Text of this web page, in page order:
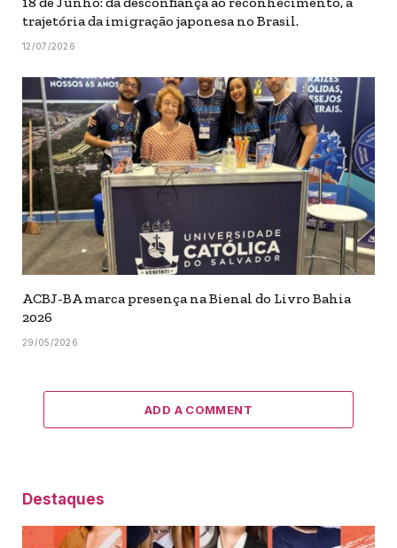
trajetória da imigração japonesa no Brasil.
12/07/2026
ACBJ-BA marca presença na Bienal do Livro Bahia
2026
29/05/2026
ADD A COMMENT
Destaques